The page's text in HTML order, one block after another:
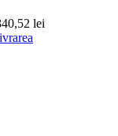
lei